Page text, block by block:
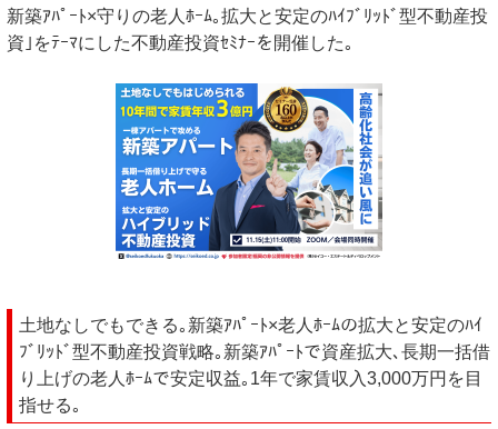
新築ｱﾊﾟｰﾄ×守りの老人ﾎｰﾑ｡拡大と安定のﾊｲﾌﾞﾘｯﾄﾞ型不動産投
資｣をﾃｰﾏにした不動産投資ｾﾐﾅｰを開催した｡
土地なしでもできる｡新築ｱﾊﾟｰﾄ×老人ﾎｰﾑの拡大と安定のﾊｲ
ﾌﾞﾘｯﾄﾞ型不動産投資戦略｡新築ｱﾊﾟｰﾄで資産拡大､長期一括借
り上げの老人ﾎｰﾑで安定収益｡1年で家賃収入3,000万円を目
指せる｡